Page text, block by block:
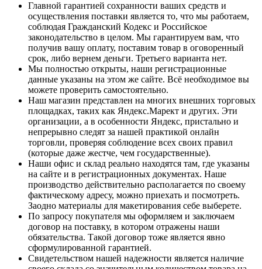
Главной гарантией сохранности ваших средств и
осуществления поставки является то, что мы работаем,
соблюдая Гражданский Кодекс и Российское
законодательство в целом. Мы гарантируем вам, что
получив вашу оплату, поставим товар в оговоренный
срок, либо вернем деньги. Третьего варианта нет.
Мы полностью открыты, наши регистрационные
данные указаны на этом же сайте. Всё необходимое вы
можете проверить самостоятельно.
Наш магазин представлен на многих внешних торговых
площадках, таких как Яндекс.Марект и других. Эти
организации, а в особенности Яндекс, пристально и
непрерывно следят за нашей практикой онлайн
торговли, проверяя соблюдение всех своих правил
(которые даже жестче, чем государственные).
Наши офис и склад реально находятся там, где указаны
на сайте и в регистрационных документах. Наше
производство действительно располагается по своему
фактическому адресу, можно приехать и посмотреть.
Заодно материалы для макетирования себе выберете.
По запросу покупателя мы оформляем и заключаем
договор на поставку, в котором отражены наши
обязательства. Такой договор тоже является явно
сформулированной гарантией.
Свидетельством нашей надежности является наличие